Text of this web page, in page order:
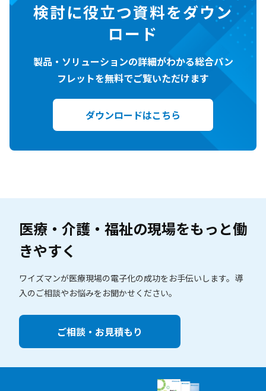
検討に役立つ資料をダウン
ロード
製品・ソリューションの詳細がわかる総合パン
フレットを無料でご覧いただけます
ダウンロードはこちら
医療・介護・福祉の現場をもっと働
きやすく
ワイズマンが医療現場の電子化の成功をお手伝いします。 導
入のご相談やお悩みをお聞かせください。
ご相談・お見積もり